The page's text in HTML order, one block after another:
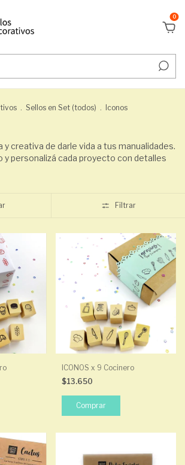
0
. Sellos en Set (todos) . Iconos
y creativa de darle vida a tus manualidades.
y personalizá cada proyecto con detalles
Filtrar
ICONOS x 9 Cocinero
$13.650